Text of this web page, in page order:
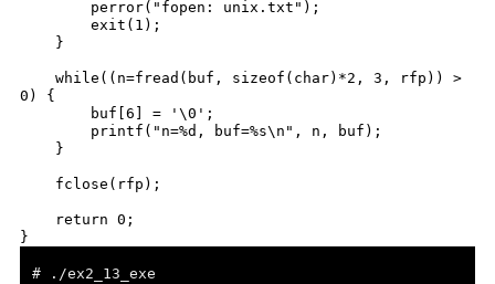
0) {
}
# ./ex2_13_exe